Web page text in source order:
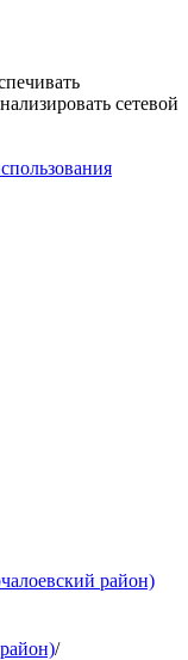
сетевой
район)
/